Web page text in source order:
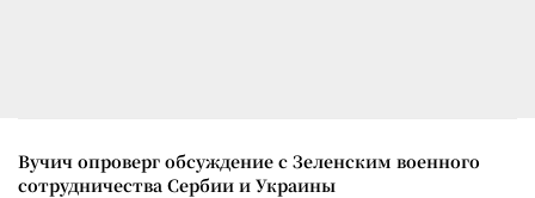
Вучич опроверг обсуждение с Зеленским военного
сотрудничества Сербии и Украины